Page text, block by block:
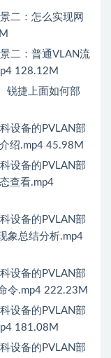
二：怎么实现网
二：普通VLAN流
128.12M
锐捷上面如何部
设备的PVLAN部
绍.mp4 45.98M
设备的PVLAN部
查看.mp4
设备的PVLAN部
象总结分析.mp4
设备的PVLAN部
令.mp4 222.23M
设备的PVLAN部
181.08M
设备的PVLAN部